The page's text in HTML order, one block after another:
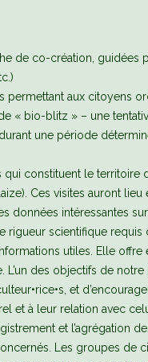
de co-création, guidées
aux citoyens
« bio-blitz » – une
une période
constituent le territoire
Ces visites auront
intéressantes
rigueur scientifique requis
utiles. Elle offre
des objectifs de
et
et à leur relation avec
et l’agrégation
Les groupes de